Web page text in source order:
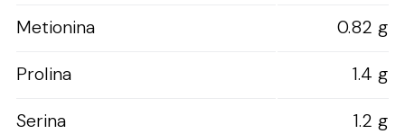
Metionina
0.82 g
Prolina
1.4 g
Serina
1.2 g